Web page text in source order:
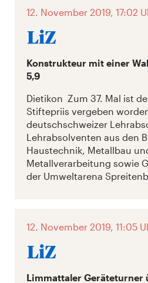
12. November 2019, 17:02
Konstrukteur mit einer
5,9
Dietikon Zum 37. Mal ist
Stiftepriis vergeben
deutschschweizer
Lehrabsolventen aus den
Haustechnik, Metallbau
Metallverarbeitung sowie
der Umweltarena
12. November 2019, 11:05
Limmattaler Geräteturner